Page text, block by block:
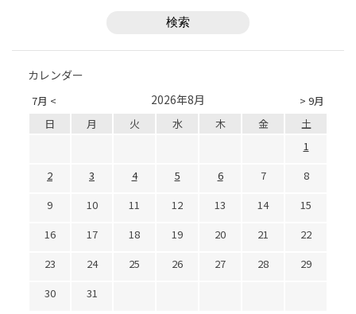
カレンダー
7月 < > 9月
2026年8月
日 月 火 水 木 金
土
1
2
3 4 5 6 7
8
9
10 11 12 13 14
15
16
17 18 19 20 21
22
23
24 25 26 27 28
29
30
31